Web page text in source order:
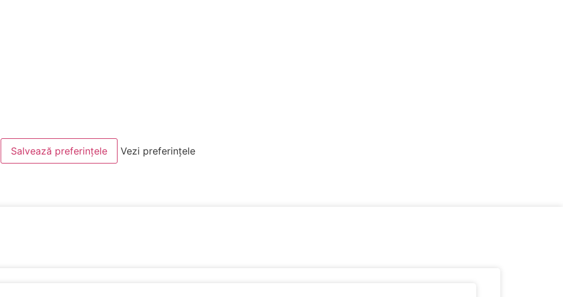
Salvează preferințele
Vezi preferințele